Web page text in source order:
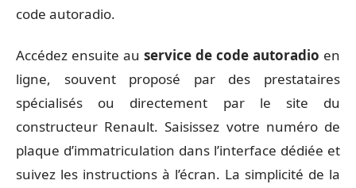
code autoradio.
Accédez ensuite au service de code autoradio en
ligne, souvent proposé par des prestataires
spécialisés ou directement par le site du
constructeur Renault. Saisissez votre numéro de
plaque d’immatriculation dans l’interface dédiée et
suivez les instructions à l’écran. La simplicité de la